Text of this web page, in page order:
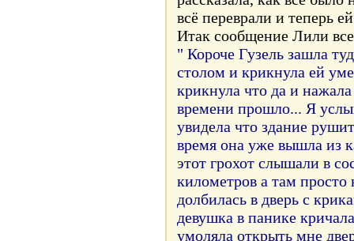
всё переврали и теперь
Итак сообщение Лили
" Короче Гузель зашла
столом и крикнула ей
крикнула что да и
времени прошло... Я
увидела что здание
время она уже вышла из
этот грохот слышали в
километров а там
долбилась в дверь с
девушка в панике
умоляла открыть мне